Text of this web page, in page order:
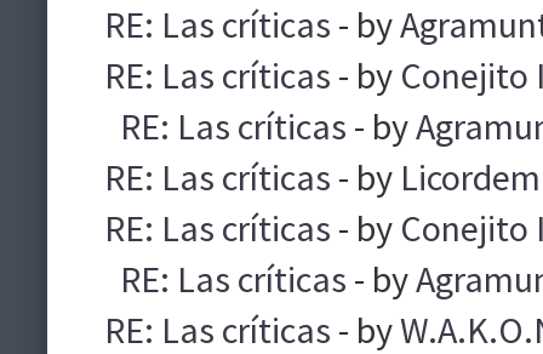
RE: Las críticas - by
RE: Las críticas - by Conejito
RE: Las críticas - by
RE: Las críticas - by
RE: Las críticas - by Conejito
RE: Las críticas - by
RE: Las críticas - by